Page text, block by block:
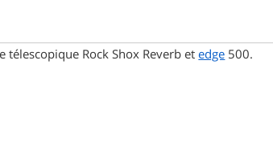
télescopique Rock Shox Reverb etedge 500.